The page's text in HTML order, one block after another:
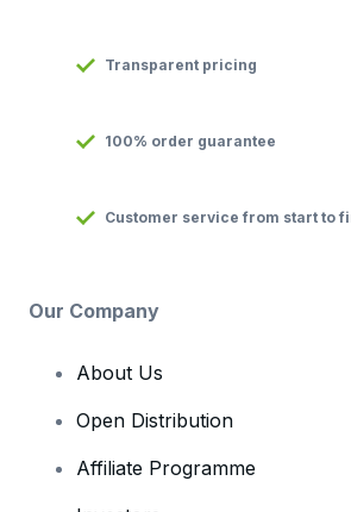
Transparent pricing
100% order guarantee
Customer service from start to
Our Company
About Us
Open Distribution
Affiliate Programme